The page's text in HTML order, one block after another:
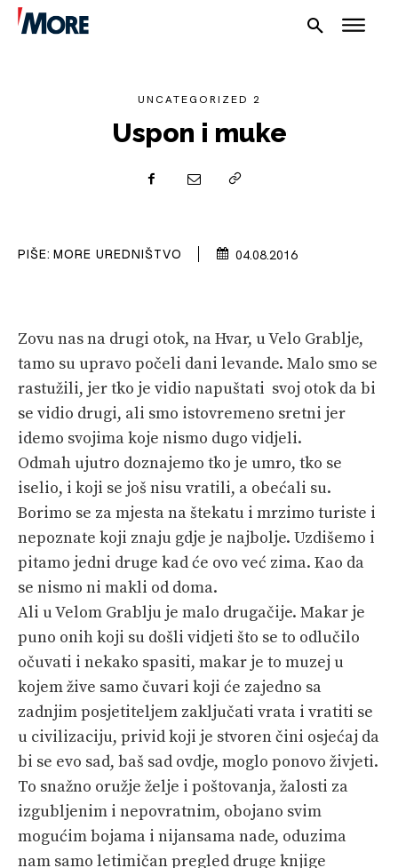
PLOVILA
SPIZA
VELIKE PRIČE
PRETPLATA
SHOP
UNCATEGORIZED 2
Uspon i muke
PIŠE: MORE UREDNIŠTVO 04.08.2016
Zovu nas na drugi otok, na Hvar, u Velo Grablje,
tamo su upravo počeli dani levande. Malo smo se
rastužili, jer tko je vidio napuštati svoj otok da bi
se vidio drugi, ali smo istovremeno sretni jer
idemo svojima koje nismo dugo vidjeli.
Odmah ujutro doznajemo tko je umro, tko se
iselio, i koji se još nisu vratili, a obećali su.
Borimo se za mjesta na štekatu i mrzimo turiste i
nepoznate koji znaju gdje je najbolje. Uzdišemo i
pitamo jedni druge kad će ovo već zima. Kao da
se nismo ni makli od doma.
Ali u Velom Grablju je malo drugačije. Makar je
puno onih koji su došli vidjeti što se to odlučilo
očuvati i nekako spasiti, makar je to muzej u
kojem žive samo čuvari koji će zajedno sa
zadnjim posjetiteljem zaključati vrata i vratiti se
u civilizaciju, privid koji je stvoren čini osjećaj da
bi se evo sad, baš sad ovdje, moglo ponovo živjeti.
To snažno oružje želje i poštovanja, žalosti za
izgubljenim i nepovratnim, obojano svim
mogućim bojama i nijansama nade, oduzima
nam samo letimičan pregled druge knjige